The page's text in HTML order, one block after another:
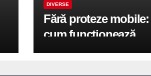
DIVERSE
Fără proteze mobile:
cum funcționează
reabilitarea completă